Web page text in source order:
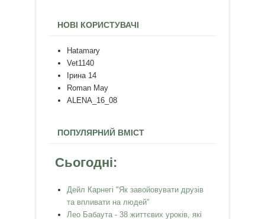
НОВІ КОРИСТУВАЧІ
Hatamary
Vet1140
Ірина 14
Roman May
ALENA_16_08
ПОПУЛЯРНИЙ ВМІСТ
Сьогодні:
Дейл Карнегі "Як завойовувати друзів
та впливати на людей"
Лео Бабаута - 38 життєвих уроків, які